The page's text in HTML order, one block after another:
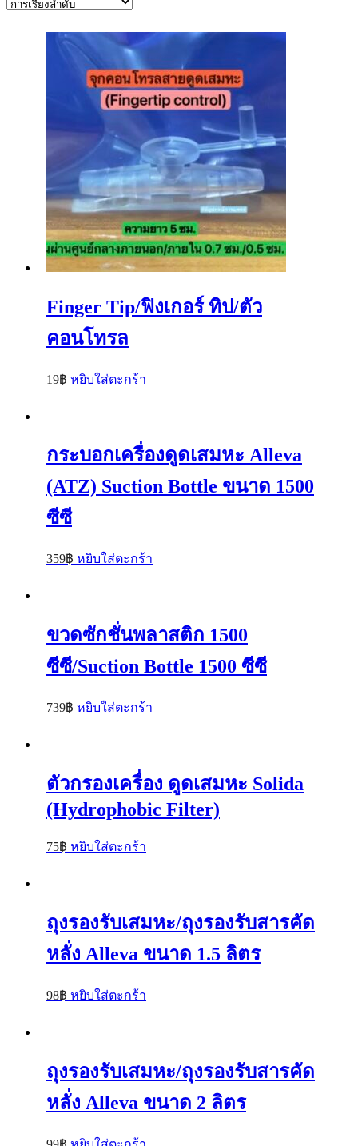
Finger Tip/ฟิงเกอร์ ทิป/ตัว
คอนโทรล
19฿ หยิบใส่ตะกร้า
กระบอกเครื่องดูดเสมหะ Alleva
(ATZ) Suction Bottle ขนาด 1500
ซีซี
359฿ หยิบใส่ตะกร้า
ขวดซักชั่นพลาสติก 1500
ซีซี/Suction Bottle 1500 ซีซี
739฿ หยิบใส่ตะกร้า
ตัวกรองเครื่อง ดูดเสมหะ Solida
(Hydrophobic Filter)
75฿ หยิบใส่ตะกร้า
ถุงรองรับเสมหะ/ถุงรองรับสารคัด
หลั่ง Alleva ขนาด 1.5 ลิตร
98฿ หยิบใส่ตะกร้า
ถุงรองรับเสมหะ/ถุงรองรับสารคัด
หลั่ง Alleva ขนาด 2 ลิตร